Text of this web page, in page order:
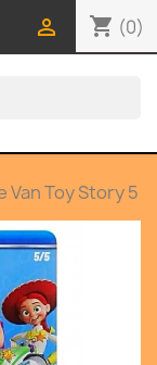
shopping_cart (0)

Van Toy Story 5